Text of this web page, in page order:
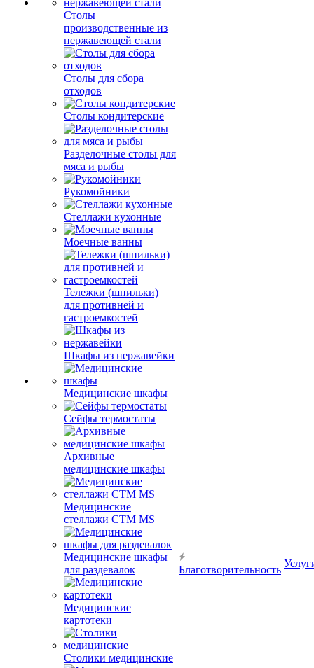
Столы
производственные из
нержавеющей стали
Столы для сбора
отходов
Столы кондитерские
Разделочные столы для
мяса и рыбы
Рукомойники
Стеллажи кухонные
Моечные ванны
Тележки (шпильки)
для противней и
гастроемкостей
Шкафы из нержавейки
Медицинские шкафы
Сейфы термостаты
Архивные
медицинские шкафы
Медицинские
стеллажи CTM MS
Медицинские шкафы
для раздевалок
Медицинские
картотеки
Столики медицинские
Благотворительность